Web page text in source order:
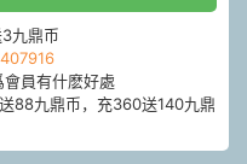
九鼎币
會員有什麽好處
88九鼎币，充360送140九鼎